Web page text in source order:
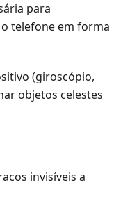
para
telefone em forma
(giroscópio,
objetos celestes
invisíveis a